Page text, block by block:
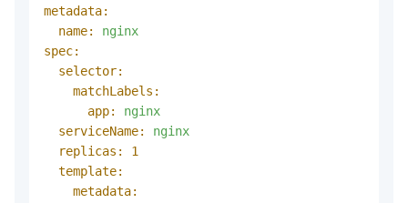
metadata:
name:
nginx
spec:
selector:
matchLabels:
app:
nginx
serviceName:
nginx
replicas:
1
template:
metadata: